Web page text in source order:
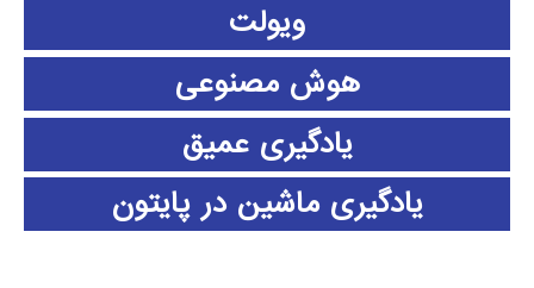
ویولت
هوش مصنوعی
یادگیری عمیق
یادگیری ماشین در پایتون